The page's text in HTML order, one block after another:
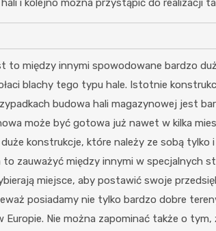
i kolejno można przystąpić do realizacji
to między innymi spowodowane bardzo
blachy tego typu hale. Istotnie
budowa hali magazynowej jest
może być gotowa już nawet w kilka
konstrukcje, które należy ze sobą tylko i
zauważyć między innymi w specjalnych
miejsce, aby postawić swoje
posiadamy nie tylko bardzo dobre
Nie można zapominać także o tym,